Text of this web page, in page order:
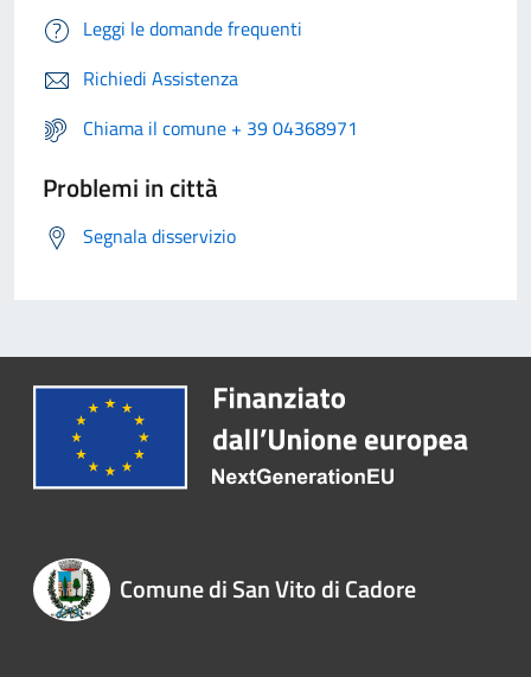
Leggi le domande frequenti
Richiedi Assistenza
Chiama il comune + 39 04368971
Problemi in città
Segnala disservizio
Comune di San Vito di Cadore